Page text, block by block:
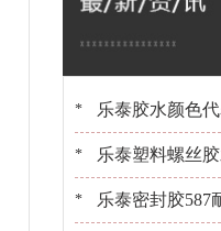
* 乐泰胶水颜色
* 乐泰塑料螺丝
* 乐泰密封胶587